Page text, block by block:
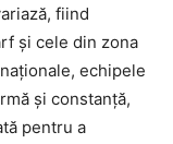
fiind
și cele din zona
echipele
și constanță,
pentru a